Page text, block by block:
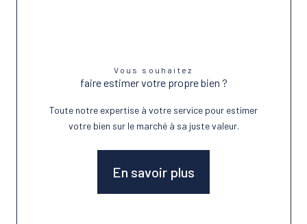
Vous souhaitez
faire estimer votre propre bien ?
Toute notre expertise à votre service pour estimer
votre bien sur le marché à sa juste valeur.
En savoir plus